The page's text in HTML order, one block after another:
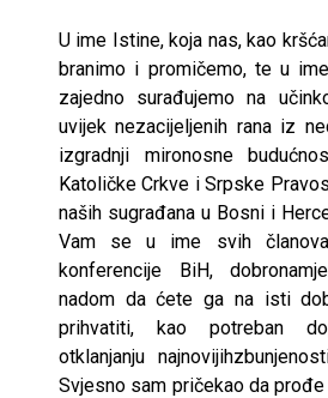
U ime Istine, koja nas, kao
branimo i promičemo, te u
zajedno surađujemo na
uvijek nezacijeljenih rana iz
izgradnji mironosne
Katoličke Crkve i Srpske
naših sugrađana u Bosni i
Vam se u ime svih
konferencije BiH,
nadom da ćete ga na isti
prihvatiti, kao potreban
otklanjanju
Svjesno sam pričekao da